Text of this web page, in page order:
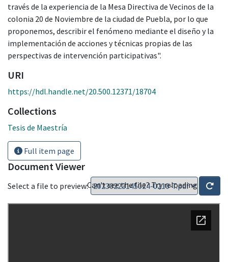
través de la experiencia de la Mesa Directiva de Vecinos de la
colonia 20 de Noviembre de la ciudad de Puebla, por lo que
proponemos, describir el fenómeno mediante el diseño y la
implementación de acciones y técnicas propias de las
perspectivas de intervención participativas".
URI
https://hdl.handle.net/20.500.12371/18704
Collections
Tesis de Maestría
Full item page
Document Viewer
Select a file to preview:Can't see the file? Try reloading